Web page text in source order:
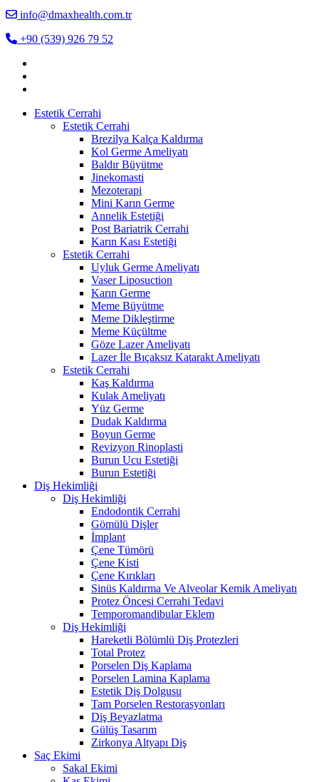
info@dmaxhealth.com.tr
+90 (539) 926 79 52
Estetik Cerrahi
Estetik Cerrahi
Brezilya Kalça Kaldırma
Kol Germe Ameliyatı
Baldır Büyütme
Jinekomasti
Mezoterapi
Mini Karın Germe
Annelik Estetiği
Post Bariatrik Cerrahi
Karın Kası Estetiği
Estetik Cerrahi
Uyluk Germe Ameliyatı
Vaser Liposuction
Karın Germe
Meme Büyütme
Meme Dikleştirme
Meme Küçültme
Göze Lazer Ameliyatı
Lazer İle Bıçaksız Katarakt Ameliyatı
Estetik Cerrahi
Kaş Kaldırma
Kulak Ameliyatı
Yüz Germe
Dudak Kaldırma
Boyun Germe
Revizyon Rinoplasti
Burun Ucu Estetiği
Burun Estetiği
Diş Hekimliği
Diş Hekimliği
Endodontik Cerrahi
Gömülü Dişler
İmplant
Çene Tümörü
Çene Kisti
Çene Kırıkları
Sinüs Kaldırma Ve Alveolar Kemik Ameliyatı
Protez Öncesi Cerrahi Tedavi
Temporomandibular Eklem
Diş Hekimliği
Hareketli Bölümlü Diş Protezleri
Total Protez
Porselen Diş Kaplama
Porselen Lamina Kaplama
Estetik Diş Dolgusu
Tam Porselen Restorasyonları
Diş Beyazlatma
Gülüş Tasarım
Zirkonya Altyapı Diş
Saç Ekimi
Sakal Ekimi